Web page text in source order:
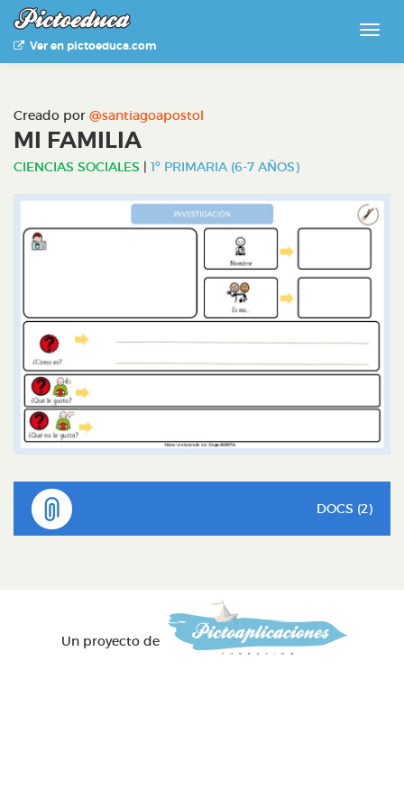
Ver en pictoeduca.com
Creado por @santiagoapostol
MI FAMILIA
CIENCIAS SOCIALES | 1º PRIMARIA (6-7 AÑOS)
DOCS (2)
Un proyecto de